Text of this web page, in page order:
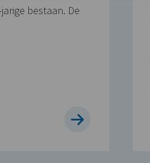
bestaan. De